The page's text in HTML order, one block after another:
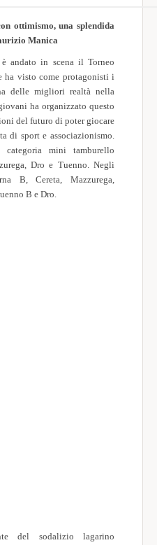
ottimismo, una splendida
Manica
è andato in scena il Torneo
ha visto come protagonisti i
delle migliori realtà nella
ha organizzato questo
del futuro di poter giocare
di sport e associazionismo.
categoria mini tamburello
Dro e Tuenno. Negli
B, Cereta, Mazzurega,
B e Dro.
del sodalizio lagarino